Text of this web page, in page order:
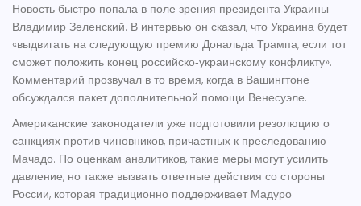
Новость быстро попала в поле зрения президента Украины
Владимир Зеленский. В интервью он сказал, что Украина будет
«выдвигать на следующую премию Дональда Трампа, если тот
сможет положить конец российско‑украинскому конфликту».
Комментарий прозвучал в то время, когда в Вашингтоне
обсуждался пакет дополнительной помощи Венесуэле.
Американские законодатели уже подготовили резолюцию о
санкциях против чиновников, причастных к преследованию
Мачадо. По оценкам аналитиков, такие меры могут усилить
давление, но также вызвать ответные действия со стороны
России, которая традиционно поддерживает Мадуро.